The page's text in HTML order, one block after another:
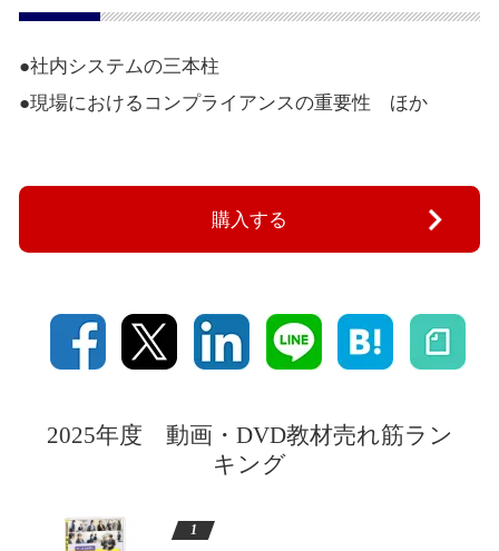
●社内システムの三本柱
●現場におけるコンプライアンスの重要性 ほか
購入する
2025年度 動画・DVD教材売れ筋ラン
キング